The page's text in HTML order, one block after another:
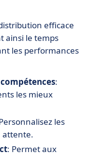
efficace
ainsi le temps
les performances
:
les mieux
les
attente.
: Permet aux